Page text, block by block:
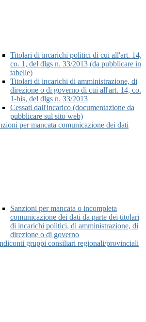
Titolari di incarichi politici di cui all'art. 14,
co. 1, del dlgs n. 33/2013 (da pubblicare in
tabelle)
Titolari di incarichi di amministrazione, di
direzione o di governo di cui all'art. 14, co.
1-bis, del dlgs n. 33/2013
Cessati dall'incarico (documentazione da
pubblicare sul sito web)
per mancata comunicazione dei dati
Sanzioni per mancata o incompleta
comunicazione dei dati da parte dei titolari
di incarichi politici, di amministrazione, di
direzione o di governo
gruppi consiliari regionali/provinciali